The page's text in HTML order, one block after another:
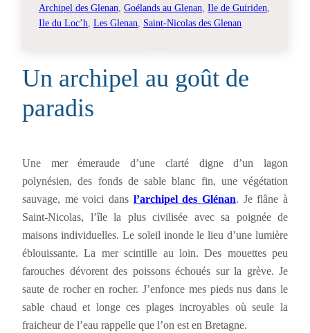
Archipel des Glenan Goélands au Glenan Ile de Guiriden
Ile du Loc’h Les Glenan Saint-Nicolas des Glenan
Un archipel au goût de
paradis
Une mer émeraude d’une clarté digne d’un lagon
polynésien, des fonds de sable blanc fin, une végétation
sauvage, me voici dans l’archipel des Glénan. Je flâne à
Saint-Nicolas, l’île la plus civilisée avec sa poignée de
maisons individuelles. Le soleil inonde le lieu d’une lumière
éblouissante. La mer scintille au loin. Des mouettes peu
farouches dévorent des poissons échoués sur la grève. Je
saute de rocher en rocher. J’enfonce mes pieds nus dans le
sable chaud et longe ces plages incroyables où seule la
fraicheur de l’eau rappelle que l’on est en Bretagne.